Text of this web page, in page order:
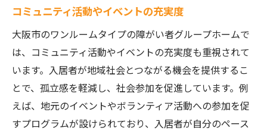
コミュニティ活動やイベントの充実度
大阪市のワンルームタイプの障がい者グループホームで
は、コミュニティ活動やイベントの充実度も重視されて
います。入居者が地域社会とつながる機会を提供するこ
とで、孤立感を軽減し、社会参加を促進しています。例
えば、地元のイベントやボランティア活動への参加を促
すプログラムが設けられており、入居者が自分のペース